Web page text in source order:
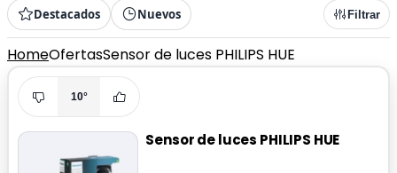
Destacados Nuevos Filtrar
HomeOfertasSensor de luces PHILIPS HUE
10°
Sensor de luces PHILIPS HUE